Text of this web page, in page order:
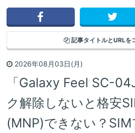
記事タイトルとURLを
2026年08月03日(月)
「Galaxy Feel SC-
ク解除しないと格安
(MNP)できない？